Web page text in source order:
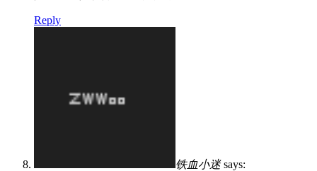
Reply
铁血小迷 says: